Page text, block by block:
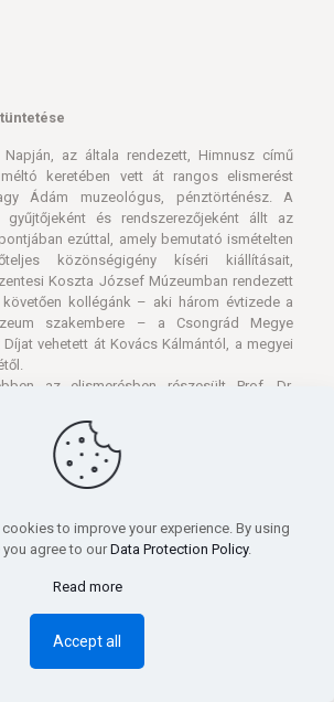
az általa rendezett, Himnusz című
keretében vett át rangos elismerést
Ádám muzeológus, pénztörténész. A
gyűjtőjeként és rendszerezőjeként állt az
ezúttal, amely bemutató ismételten
közönségigény kíséri kiállításait,
Koszta József Múzeumban rendezett
követően kollégánk – aki három évtizede a
szakembere – a Csongrád Megye
Díjat vehetett át Kovács Kálmántól, a megyei
az elismerésben részesült Prof. Dr.
épület
A Koszta József Múzeum
múzeumtörténeti kiállítással nyit az
to improve your experience. By using
agree to our Data Protection Policy.
Read more
Accept all